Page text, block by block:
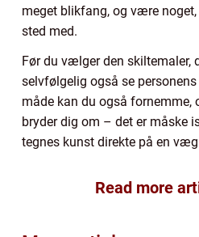
meget blikfang, og være
sted med.
Før du vælger den skiltemaler,
selvfølgelig også se
måde kan du også fornemme,
bryder dig om – det er måske
tegnes kunst direkte på en
Read more